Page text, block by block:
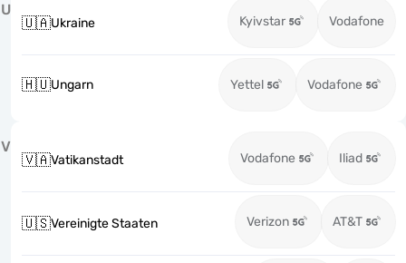
U
🇺🇦Ukraine Kyivstar Vodafone
🇭🇺Ungarn Yettel Vodafone
V
🇻🇦Vatikanstadt Vodafone Iliad
🇺🇸Vereinigte Staaten Verizon AT&T